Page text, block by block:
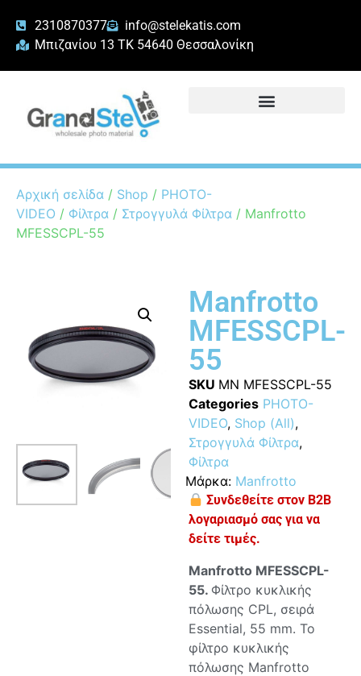
2310870377
info@stelekatis.com
Μπιζανίου 13 ΤΚ 54640 Θεσσαλονίκη
Αρχική σελίδα / Shop / PHOTO-
VIDEO / Φίλτρα / Στρογγυλά Φίλτρα / Manfrotto
MFESSCPL-55
Manfrotto
MFESSCPL-
55
SKU MN MFESSCPL-55
Categories PHOTO-
VIDEO, Shop (All),
Στρογγυλά Φίλτρα,
Φίλτρα
Μάρκα: Manfrotto
Συνδεθείτε στον B2B
λογαριασμό σας για να
δείτε τιμές.
Manfrotto MFESSCPL-
55. Φίλτρο κυκλικής
πόλωσης CPL, σειρά
Essential, 55 mm. Το
φίλτρo κυκλικής
πόλωσης Manfrotto